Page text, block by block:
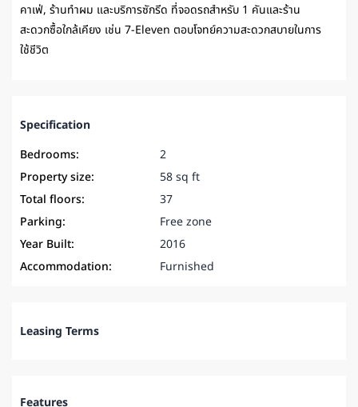
คาเฟ่, ร้านทำผม และบริการซักรีด ที่จอดรถสำหรับ 1 คันและร้าน
สะดวกซื้อใกล้เคียง เช่น 7-Eleven ตอบโจทย์ความสะดวกสบายในการ
ใช้ชีวิต
Specification
Bedrooms:
2
Property size:
58 sq ft
Total floors:
37
Parking:
Free zone
Year Built:
2016
Accommodation:
Furnished
Leasing Terms
Features